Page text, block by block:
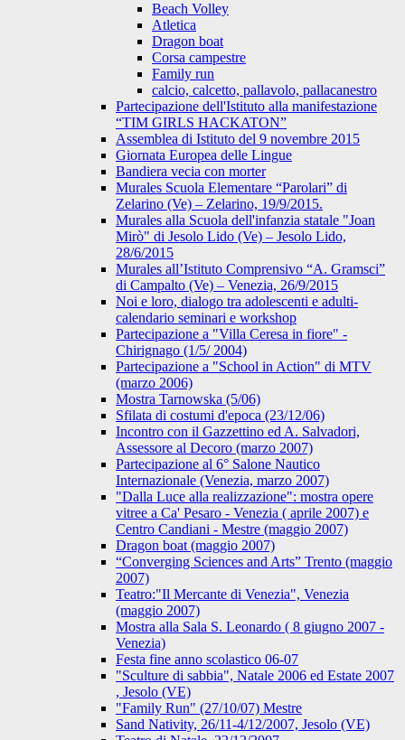
Beach Volley
Atletica
Dragon boat
Corsa campestre
Family run
calcio, calcetto, pallavolo, pallacanestro
Partecipazione dell'Istituto alla manifestazione
“TIM GIRLS HACKATON”
Assemblea di Istituto del 9 novembre 2015
Giornata Europea delle Lingue
Bandiera vecia con morter
Murales Scuola Elementare “Parolari” di
Zelarino (Ve) – Zelarino, 19/9/2015.
Murales alla Scuola dell'infanzia statale "Joan
Mirò" di Jesolo Lido (Ve) – Jesolo Lido,
28/6/2015
Murales all’Istituto Comprensivo “A. Gramsci”
di Campalto (Ve) – Venezia, 26/9/2015
Noi e loro, dialogo tra adolescenti e adulti-
calendario seminari e workshop
Partecipazione a "Villa Ceresa in fiore" -
Chirignago (1/5/ 2004)
Partecipazione a "School in Action" di MTV
(marzo 2006)
Mostra Tarnowska (5/06)
Sfilata di costumi d'epoca (23/12/06)
Incontro con il Gazzettino ed A. Salvadori,
Assessore al Decoro (marzo 2007)
Partecipazione al 6° Salone Nautico
Internazionale (Venezia, marzo 2007)
"Dalla Luce alla realizzazione": mostra opere
vitree a Ca' Pesaro - Venezia ( aprile 2007) e
Centro Candiani - Mestre (maggio 2007)
Dragon boat (maggio 2007)
“Converging Sciences and Arts” Trento (maggio
2007)
Teatro:"Il Mercante di Venezia", Venezia
(maggio 2007)
Mostra alla Sala S. Leonardo ( 8 giugno 2007 -
Venezia)
Festa fine anno scolastico 06-07
"Sculture di sabbia", Natale 2006 ed Estate 2007
, Jesolo (VE)
"Family Run" (27/10/07) Mestre
Sand Nativity, 26/11-4/12/2007, Jesolo (VE)